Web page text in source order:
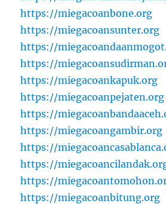
https://miegacoanbone.org
https://miegacoansunter.org
https://
https://
https://miegacoankapuk.org
https://miegacoanpejaten.org
https://
https://miegacoangambir.org
https://
https://
https://
https://miegacoanbitung.org